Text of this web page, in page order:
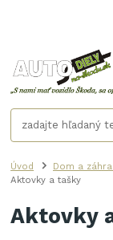
Úvod Dom a
Aktovky a tašky
Aktovky